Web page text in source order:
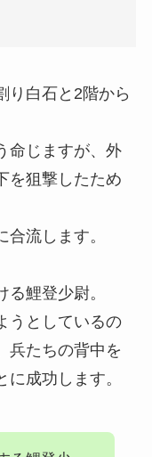
り白石と2階から
命じますが、外
を狙撃したため
流します。
鯉登少尉。
うとしているの
兵たちの背中を
成功します。